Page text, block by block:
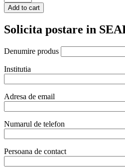
grill,
suprafete
din
cu
ceramic,
1800
W,
corp
inox,
Hendi,
potrvit
si
pentru
uz
profesional
Add to cart
Solicita postare in
Denumire produs
Institutia
Adresa de email
Numarul de telefon
Persoana de contact